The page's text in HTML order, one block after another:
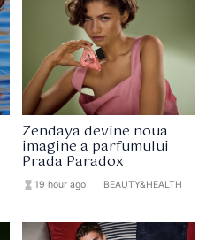
Zendaya devine noua
imagine a parfumului
Prada Paradox
hourglass_full 19 hour ago BEAUTY&HEALTH